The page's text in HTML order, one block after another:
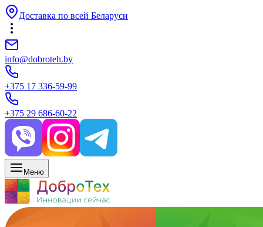
Доставка по всей Беларуси
info@dobroteh.by
+375 17 336-59-99
+375 29 686-60-22
Меню